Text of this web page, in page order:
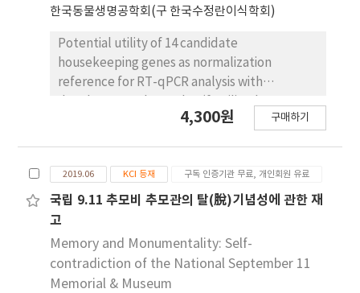
한국동물생명공학회(구 한국수정란이식학회)
Potential utility of 14 candidate
housekeeping genes as normalization
reference for RT-qPCR analysis with
late veliger larvae) in Pacific abalone Haliotis
NormFinder, BestKeeper and comparative
ΔCT method). Different algorithms identified
different genes as the best candidates, and
geometric mean-based final ranking from the
most to the least stable expression was as
follow: RPL5, RPL4, RPS18, RPL8, RPL7,
4,300원 구매하기
2019.06 KCI 등재 구독 인증기관 무료, 개인회원 유료
국립 9.11 추모비 추모관의 탈(脫)기념성에 관한 재
고
Memory and Monumentality: Self-
contradiction of the National September 11
Memorial & Museum